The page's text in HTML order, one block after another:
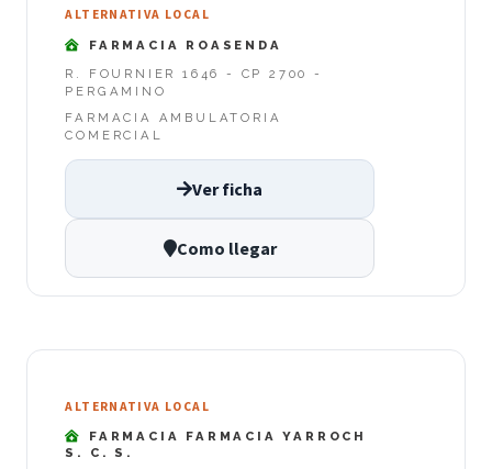
ALTERNATIVA LOCAL
FARMACIA ROASENDA
R. FOURNIER 1646 - CP 2700 -
PERGAMINO
FARMACIA AMBULATORIA
COMERCIAL
Ver ficha
Como llegar
ALTERNATIVA LOCAL
FARMACIA FARMACIA YARROCH
S. C. S.